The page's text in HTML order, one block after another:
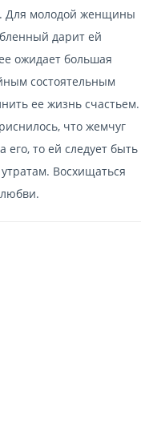
Для молодой женщины
дарит ей
ожидает большая
состоятельным
ее жизнь счастьем.
что жемчуг
его, то ей следует быть
Восхищаться